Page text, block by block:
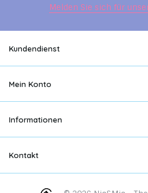
Melden Sie sich für
Kundendienst
Mein Konto
Informationen
Kontakt